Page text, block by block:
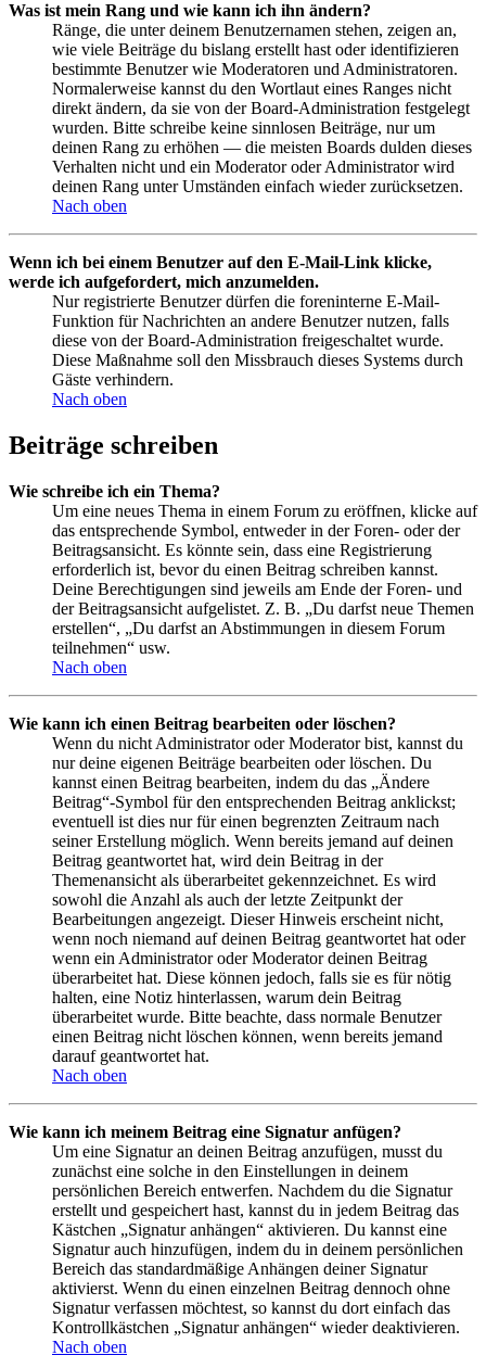
Was ist mein Rang und wie kann ich ihn ändern?
Ränge, die unter deinem Benutzernamen stehen, zeigen an,
wie viele Beiträge du bislang erstellt hast oder identifizieren
bestimmte Benutzer wie Moderatoren und Administratoren.
Normalerweise kannst du den Wortlaut eines Ranges nicht
direkt ändern, da sie von der Board-Administration festgelegt
wurden. Bitte schreibe keine sinnlosen Beiträge, nur um
deinen Rang zu erhöhen — die meisten Boards dulden dieses
Verhalten nicht und ein Moderator oder Administrator wird
deinen Rang unter Umständen einfach wieder zurücksetzen.
Nach oben
Wenn ich bei einem Benutzer auf den E-Mail-Link klicke,
werde ich aufgefordert, mich anzumelden.
Nur registrierte Benutzer dürfen die foreninterne E-Mail-
Funktion für Nachrichten an andere Benutzer nutzen, falls
diese von der Board-Administration freigeschaltet wurde.
Diese Maßnahme soll den Missbrauch dieses Systems durch
Gäste verhindern.
Nach oben
Beiträge schreiben
Wie schreibe ich ein Thema?
Um eine neues Thema in einem Forum zu eröffnen, klicke auf
das entsprechende Symbol, entweder in der Foren- oder der
Beitragsansicht. Es könnte sein, dass eine Registrierung
erforderlich ist, bevor du einen Beitrag schreiben kannst.
Deine Berechtigungen sind jeweils am Ende der Foren- und
der Beitragsansicht aufgelistet. Z. B. „Du darfst neue Themen
erstellen“, „Du darfst an Abstimmungen in diesem Forum
teilnehmen“ usw.
Nach oben
Wie kann ich einen Beitrag bearbeiten oder löschen?
Wenn du nicht Administrator oder Moderator bist, kannst du
nur deine eigenen Beiträge bearbeiten oder löschen. Du
kannst einen Beitrag bearbeiten, indem du das „Ändere
Beitrag“-Symbol für den entsprechenden Beitrag anklickst;
eventuell ist dies nur für einen begrenzten Zeitraum nach
seiner Erstellung möglich. Wenn bereits jemand auf deinen
Beitrag geantwortet hat, wird dein Beitrag in der
Themenansicht als überarbeitet gekennzeichnet. Es wird
sowohl die Anzahl als auch der letzte Zeitpunkt der
Bearbeitungen angezeigt. Dieser Hinweis erscheint nicht,
wenn noch niemand auf deinen Beitrag geantwortet hat oder
wenn ein Administrator oder Moderator deinen Beitrag
überarbeitet hat. Diese können jedoch, falls sie es für nötig
halten, eine Notiz hinterlassen, warum dein Beitrag
überarbeitet wurde. Bitte beachte, dass normale Benutzer
einen Beitrag nicht löschen können, wenn bereits jemand
darauf geantwortet hat.
Nach oben
Wie kann ich meinem Beitrag eine Signatur anfügen?
Um eine Signatur an deinen Beitrag anzufügen, musst du
zunächst eine solche in den Einstellungen in deinem
persönlichen Bereich entwerfen. Nachdem du die Signatur
erstellt und gespeichert hast, kannst du in jedem Beitrag das
Kästchen „Signatur anhängen“ aktivieren. Du kannst eine
Signatur auch hinzufügen, indem du in deinem persönlichen
Bereich das standardmäßige Anhängen deiner Signatur
aktivierst. Wenn du einen einzelnen Beitrag dennoch ohne
Signatur verfassen möchtest, so kannst du dort einfach das
Kontrollkästchen „Signatur anhängen“ wieder deaktivieren.
Nach oben